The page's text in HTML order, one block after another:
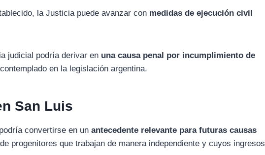
laJusticia puedeavanzarcon medidasdeejecucióncivil
judicial podríaderivaren unacausa penal por incumplimientode
contempladoen la legislaciónargentina.
San Luis
podríaconvertirseen unantecedente relevante parafuturascausas
de progenitoresquetrabajande manera independienteycuyos ingresos